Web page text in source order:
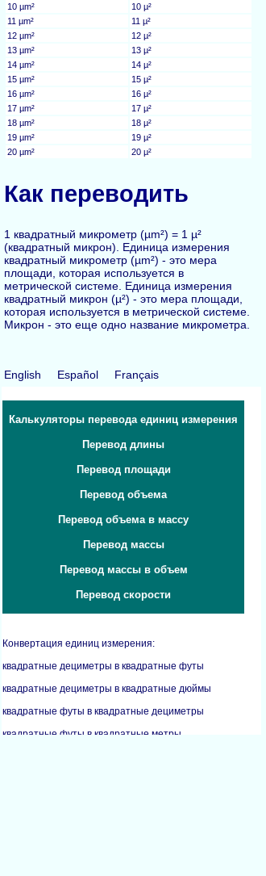
10 µm²
10 µ²
11 µm²
11 µ²
12 µm²
12 µ²
13 µm²
13 µ²
14 µm²
14 µ²
15 µm²
15 µ²
16 µm²
16 µ²
17 µm²
17 µ²
18 µm²
18 µ²
19 µm²
19 µ²
20 µm²
20 µ²
Как переводить
1 квадратный микрометр (µm²) = 1 µ²
(квадратный микрон). Единица измерения
квадратный микрометр (µm²) - это мера
площади, которая используется в
метрической системе. Единица измерения
квадратный микрон (µ²) - это мера площади,
которая используется в метрической системе.
Микрон - это еще одно название микрометра.
English Español Français
Калькуляторы перевода единиц измерения
Перевод длины
Перевод площади
Перевод объема
Перевод объема в массу
Перевод массы
Перевод массы в объем
Перевод скорости
Конвертация единиц измерения:
квадратные дециметры в квадратные футы
квадратные дециметры в квадратные дюймы
квадратные футы в квадратные дециметры
квадратные футы в квадратные метры